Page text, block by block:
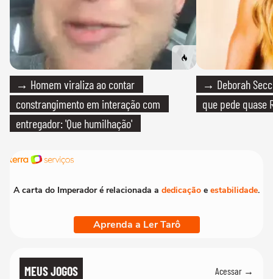
→ Homem viraliza ao contar
constrangimento em interação com
entregador: 'Que humilhação'
→ Deborah
que pede quase
A carta do Imperador é relacionada a dedicação e estabilidade.
Aprenda a Ler Tarô
MEUS JOGOS Acessar →